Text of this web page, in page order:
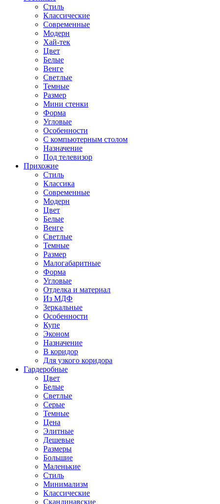
Стиль
Классические
Современные
Модерн
Хай-тек
Цвет
Белые
Венге
Светлые
Темные
Размер
Мини стенки
Форма
Угловые
Особенности
С компьютерным столом
Назначение
Под телевизор
Прихожие
Стиль
Классика
Современные
Модерн
Цвет
Белые
Венге
Светлые
Темные
Размер
Малогабаритные
Форма
Угловые
Отделка и материал
Из МДФ
Зеркальные
Особенности
Купе
Эконом
Назначение
В коридор
Для узкого коридора
Гардеробные
Цвет
Белые
Светлые
Серые
Темные
Цена
Элитные
Дешевые
Размеры
Большие
Маленькие
Стиль
Минимализм
Классические
Скандинавские